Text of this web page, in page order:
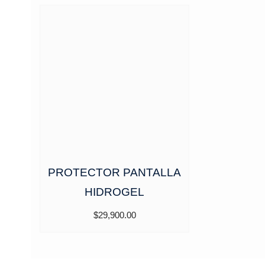
PROTECTOR PANTALLA
HIDROGEL
$29,900.00